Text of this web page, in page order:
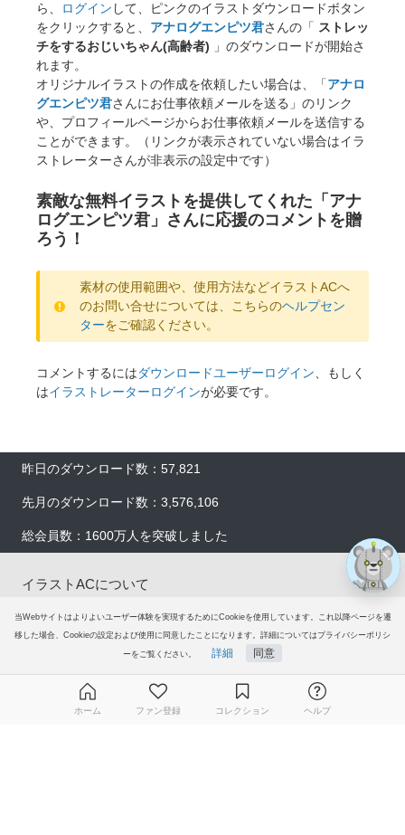
当Webサイトはよりよいユーザー体験を実現するためにCookieを使用しています。これ以降ページを遷
移した場合、Cookieの設定および使用に同意したことになります。詳細についてはプライバシーポリシ
ーをご覧ください。 詳細 同意
ら、
ログイン して、ピンクのイラストダウンロードボタン
をクリックすると、 アナログエンピツ君さんの「 ストレッ
チをするおじいちゃん(高齢者) 」のダウンロードが開始さ
れます。
オリジナルイラストの作成を依頼したい場合は、「アナロ
グエンピツ君さんにお仕事依頼メールを送る」のリンク
や、プロフィールページからお仕事依頼メールを送信する
ことができます。（リンクが表示されていない場合はイラ
ストレーターさんが非表示の設定中です）
素敵な無料イラストを提供してくれた「アナ
ログエンピツ君」さんに応援のコメントを贈
ろう！
素材の使用範囲や、使用方法などイラストACへ
のお問い合せについては、こちらのヘルプセン
ターをご確認ください。
コメントするにはダウンロードユーザーログイン、もしく
はイラストレーターログインが必要です。
昨日のダウンロード数：57,821
先月のダウンロード数：3,576,106
総会員数：1600万人を突破しました
イラストACについて
会員登録
ヘルプ＆ガイド
ホーム ファン登録 コレクション ヘルプ